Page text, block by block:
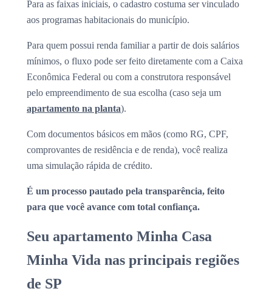
Para as faixas iniciais, o cadastro costuma ser vinculado
aos programas habitacionais do município.
Para quem possui renda familiar a partir de dois salários
mínimos, o fluxo pode ser feito diretamente com a Caixa
Econômica Federal ou com a construtora responsável
pelo empreendimento de sua escolha (caso seja um
apartamento na planta).
Com documentos básicos em mãos (como RG, CPF,
comprovantes de residência e de renda), você realiza
uma simulação rápida de crédito.
É um processo pautado pela transparência, feito
para que você avance com total confiança.
Seu apartamento Minha Casa
Minha Vida nas principais regiões
de SP